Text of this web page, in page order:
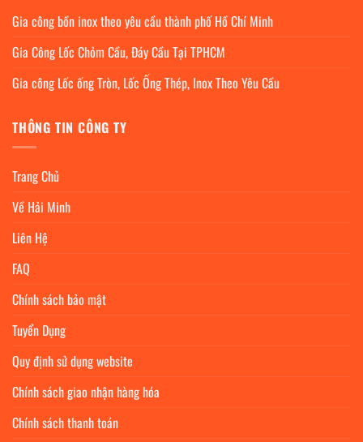
Gia công bồn inox theo yêu cầu thành phố Hồ Chí Minh
Gia Công Lốc Chỏm Cầu, Đáy Cầu Tại TPHCM
Gia công Lốc ống Tròn, Lốc Ống Thép, Inox Theo Yêu Cầu
THÔNG TIN CÔNG TY
Trang Chủ
Về Hải Minh
Liên Hệ
FAQ
Chính sách bảo mật
Tuyển Dụng
Quy định sử dụng website
Chính sách giao nhận hàng hóa
Chính sách thanh toán